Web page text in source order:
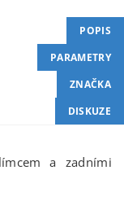
POPIS
PARAMETRY
ZNAČKA
DISKUZE
a zadními